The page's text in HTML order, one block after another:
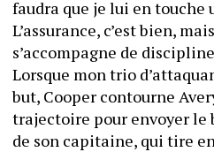
faudra que je lui en touche
L’assurance, c’est bien,
s’accompagne de
Lorsque mon trio
but, Cooper contourne
trajectoire pour envoyer le
de son capitaine, qui tire